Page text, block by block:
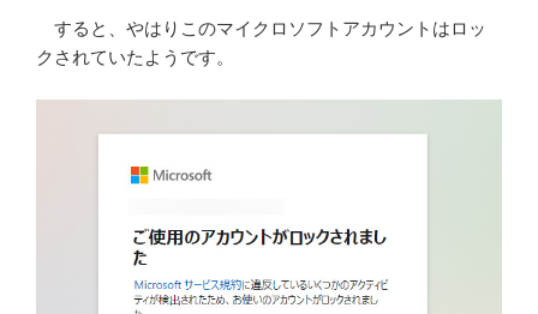
すると、やはりこのマイクロソフトアカウントはロッ
クされていたようです。